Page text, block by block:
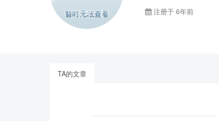
注册于 6年前
TA的文章